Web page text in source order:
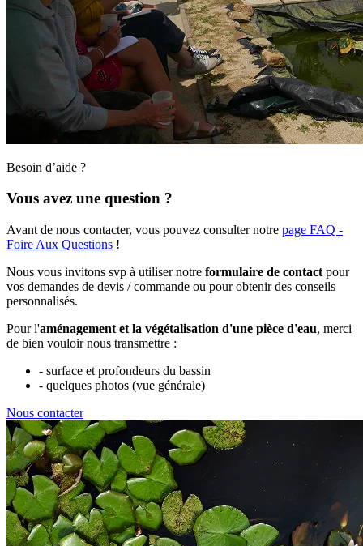
Besoin d’aide ?
Vous avez une question ?
Avant de nous contacter, vous pouvez consulter notre page FAQ -
Foire Aux Questions !
Nous vous invitons svp à utiliser notre formulaire de contact pour
vos demandes de devis / commande ou pour obtenir des conseils
personnalisés.
Pour l'aménagement et la végétalisation d'une pièce d'eau, merci
de bien vouloir nous transmettre :
- surface et profondeurs du bassin
- quelques photos (vue générale)
Nous contacter